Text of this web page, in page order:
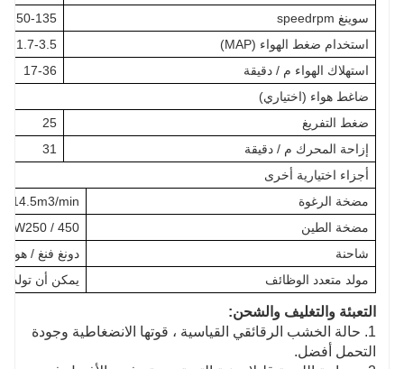
سوينغ speedrpm
50-135
استخدام ضغط الهواء (MAP)
1.7-3.5
استهلاك الهواء م / دقيقة
17-36
ضاغط هواء (اختياري)
ضغط التفريغ
25
إزاحة المحرك م / دقيقة
31
أجزاء اختيارية أخرى
مضخة الرغوة
14.5m3/min
مضخة الطين
BW250 / 450
شاحنة
دونغ فنغ / هووا
مولد متعدد الوظائف
يمكن أن تولد
التعبئة والتغليف والشحن:
1. حالة الخشب الرقائقي القياسية ، قوتها الانضغاطية وجودة
التحمل أفضل.